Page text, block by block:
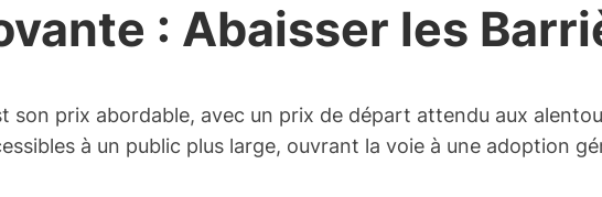
: Abaisser les
son prix abordable, avec un prix de départ attendu aux
à un public plus large, ouvrant la voie à une adoption